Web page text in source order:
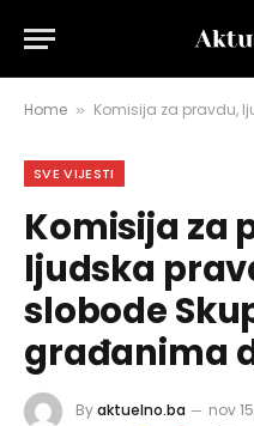
Home » Komisija za pravdu, ljudska prava i
SVE VIJESTI
Komisija za
ljudska
slobode
građanima
Byaktuelno.ba nov